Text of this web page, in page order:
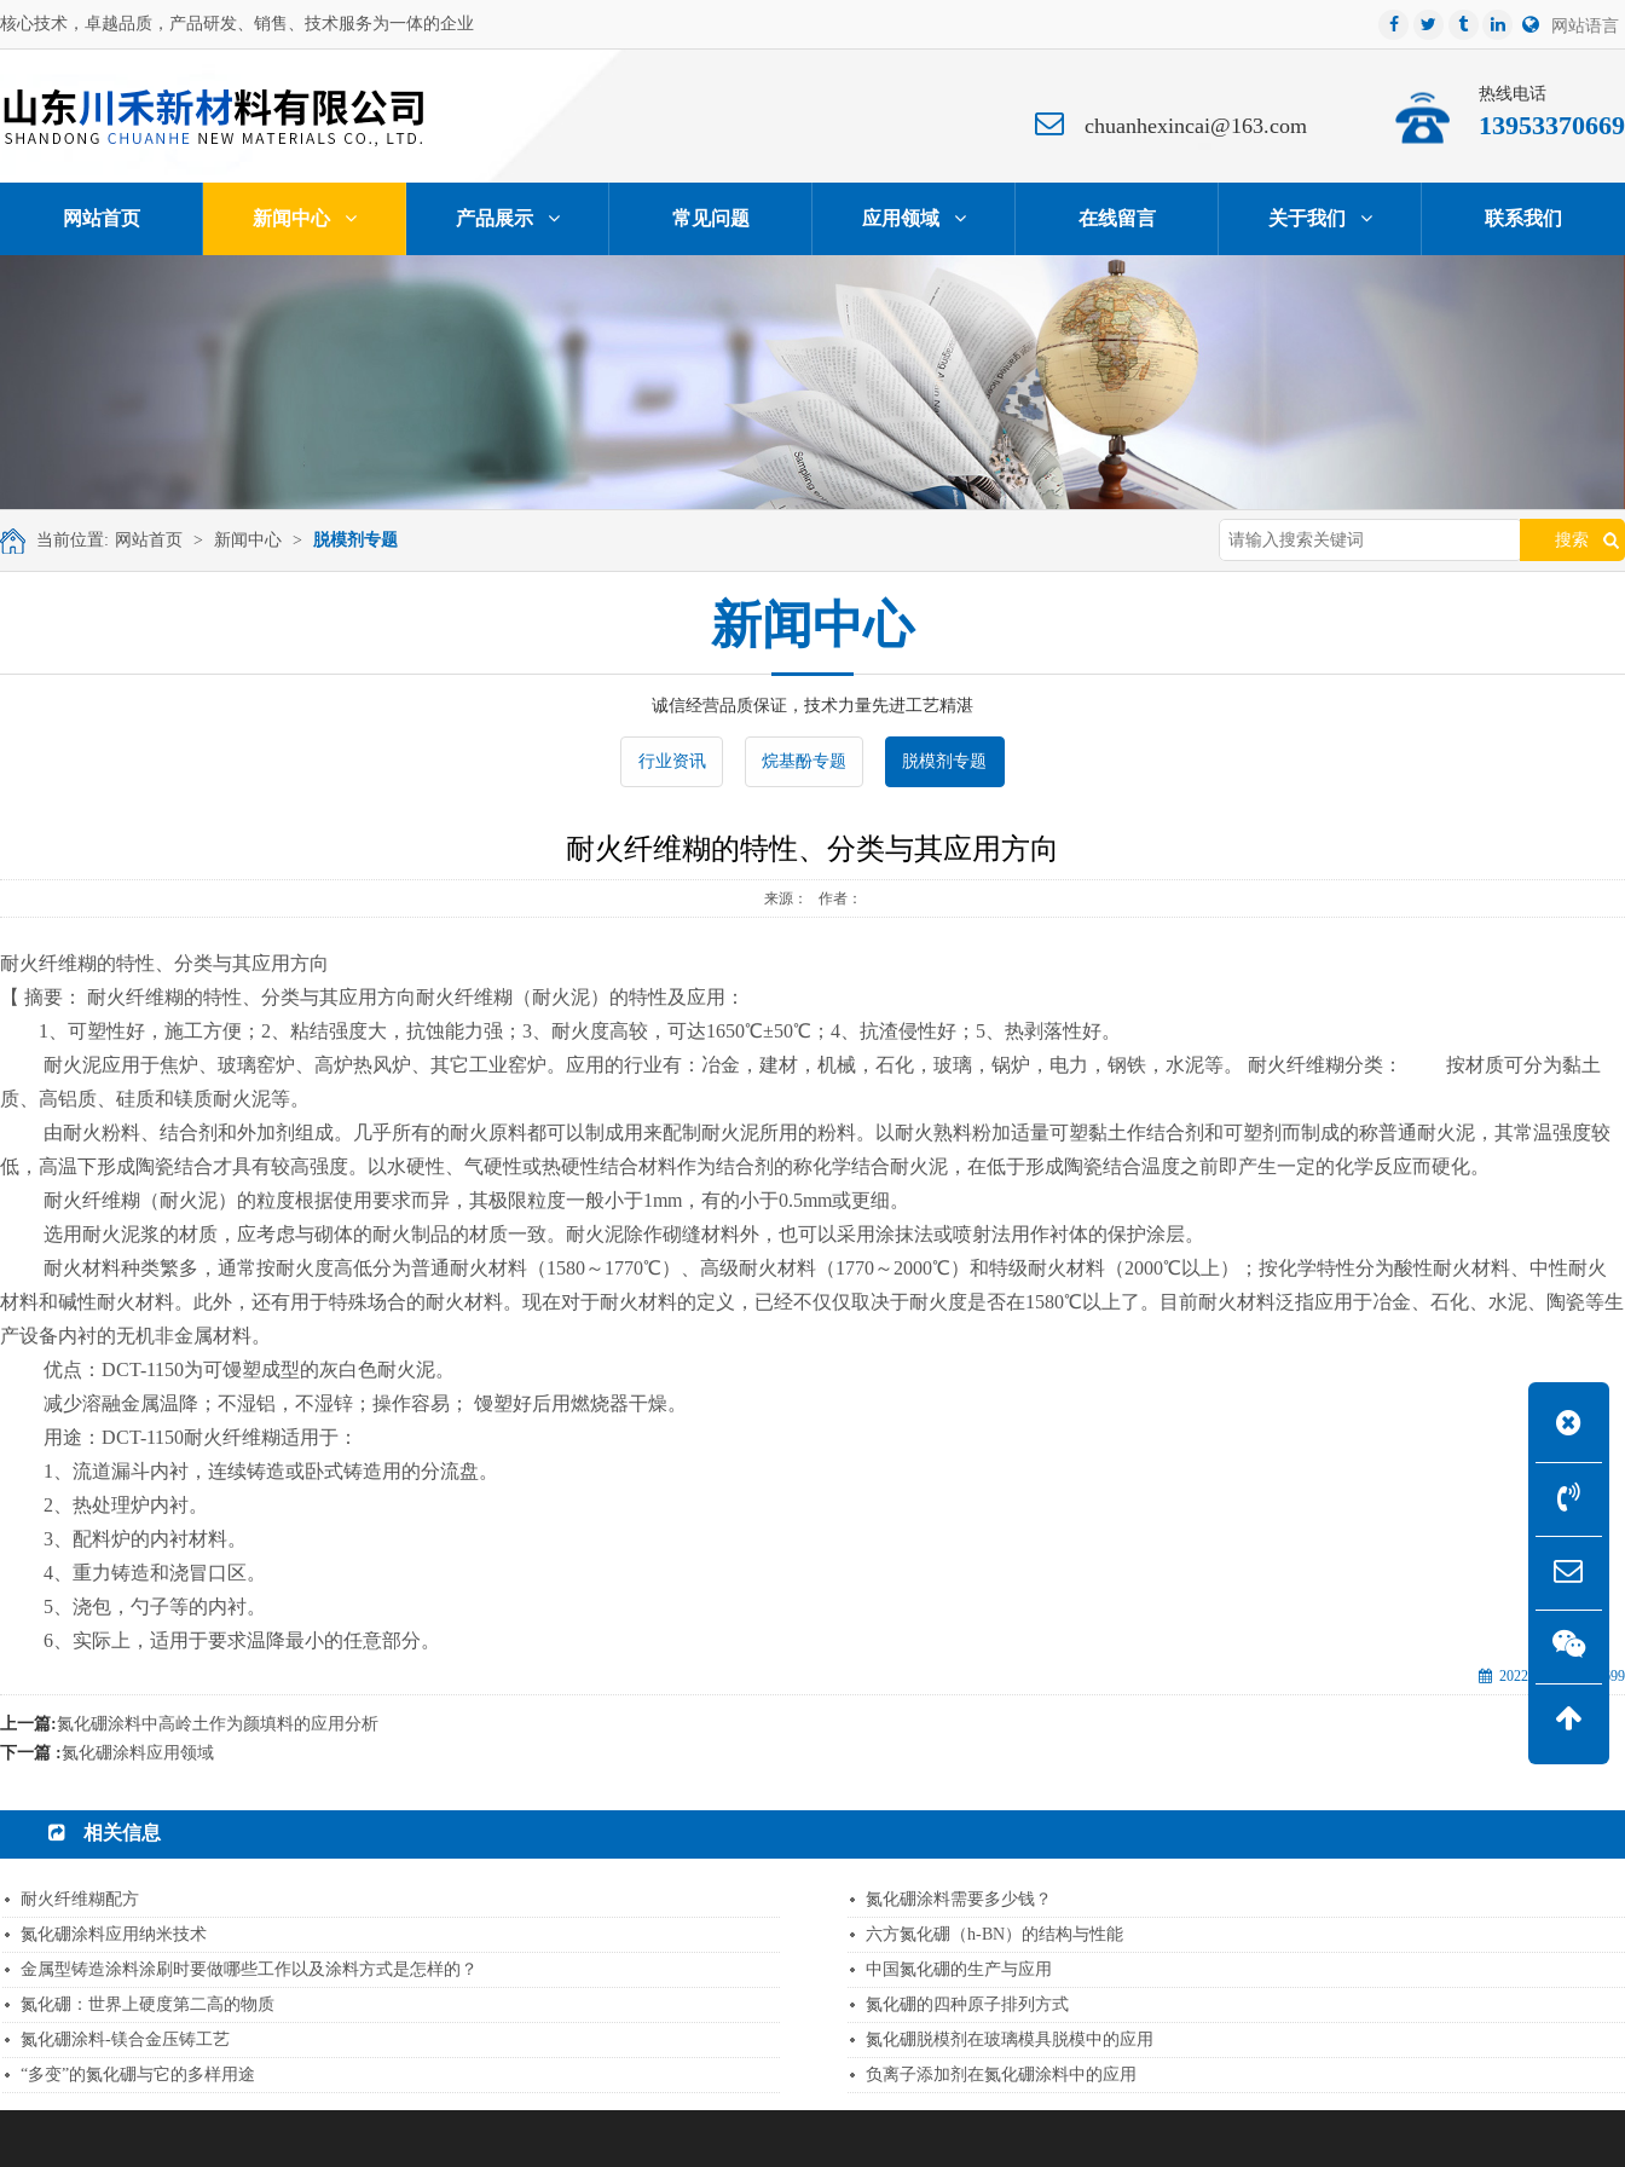
核心技术，卓越品质，产品研发、销售、技术服务为一体的企业 网站语言
热线电话
13953370669
chuanhexincai@163.com
网站首页 新闻中心 产品展示 常见问题 应用领域 在线留言 关于我们 联系我们
当前位置: 网站首页 > 新闻中心 > 脱模剂专题 搜索
新闻中心
诚信经营品质保证，技术力量先进工艺精湛
行业资讯 烷基酚专题 脱模剂专题
耐火纤维糊的特性、分类与其应用方向
来源： 作者：
耐火纤维糊的特性、分类与其应用方向
【 摘要： 耐火纤维糊的特性、分类与其应用方向耐火纤维糊（耐火泥）的特性及应用：
1、可塑性好，施工方便；2、粘结强度大，抗蚀能力强；3、耐火度高较，可达1650℃±50℃；4、抗渣侵性好；5、热剥落性好。
耐火泥应用于焦炉、玻璃窑炉、高炉热风炉、其它工业窑炉。应用的行业有：冶金，建材，机械，石化，玻璃，锅炉，电力，钢铁，水泥等。 耐火纤维糊分类： 按材质可分为黏土
质、高铝质、硅质和镁质耐火泥等。
由耐火粉料、结合剂和外加剂组成。几乎所有的耐火原料都可以制成用来配制耐火泥所用的粉料。以耐火熟料粉加适量可塑黏土作结合剂和可塑剂而制成的称普通耐火泥，其常温强度较
低，高温下形成陶瓷结合才具有较高强度。以水硬性、气硬性或热硬性结合材料作为结合剂的称化学结合耐火泥，在低于形成陶瓷结合温度之前即产生一定的化学反应而硬化。
耐火纤维糊（耐火泥）的粒度根据使用要求而异，其极限粒度一般小于1mm，有的小于0.5mm或更细。
选用耐火泥浆的材质，应考虑与砌体的耐火制品的材质一致。耐火泥除作砌缝材料外，也可以采用涂抹法或喷射法用作衬体的保护涂层。
耐火材料种类繁多，通常按耐火度高低分为普通耐火材料（1580～1770℃）、高级耐火材料（1770～2000℃）和特级耐火材料（2000℃以上）；按化学特性分为酸性耐火材料、中性耐火
材料和碱性耐火材料。此外，还有用于特殊场合的耐火材料。现在对于耐火材料的定义，已经不仅仅取决于耐火度是否在1580℃以上了。目前耐火材料泛指应用于冶金、石化、水泥、陶瓷等生
产设备内衬的无机非金属材料。
优点：DCT-1150为可馒塑成型的灰白色耐火泥。
减少溶融金属温降；不湿铝，不湿锌；操作容易； 馒塑好后用燃烧器干燥。
用途：DCT-1150耐火纤维糊适用于：
1、流道漏斗内衬，连续铸造或卧式铸造用的分流盘。
2、热处理炉内衬。
3、配料炉的内衬材料。
4、重力铸造和浇冒口区。
5、浇包，勺子等的内衬。
6、实际上，适用于要求温降最小的任意部分。
2022-08-16 1699
上一篇:氮化硼涂料中高岭土作为颜填料的应用分析
下一篇 :氮化硼涂料应用领域
相关信息
耐火纤维糊配方
氮化硼涂料需要多少钱？
氮化硼涂料应用纳米技术
六方氮化硼（h-BN）的结构与性能
金属型铸造涂料涂刷时要做哪些工作以及涂料方式是怎样的？
中国氮化硼的生产与应用
氮化硼：世界上硬度第二高的物质
氮化硼的四种原子排列方式
氮化硼涂料-镁合金压铸工艺
氮化硼脱模剂在玻璃模具脱模中的应用
“多变”的氮化硼与它的多样用途
负离子添加剂在氮化硼涂料中的应用